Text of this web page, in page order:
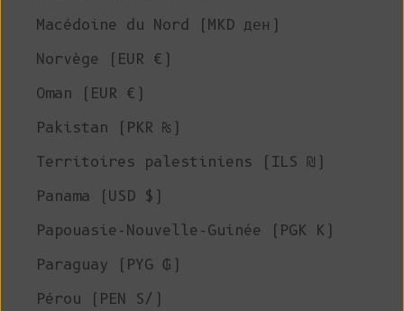
Macédoine du Nord (MKD ден)
Norvège (EUR €)
Oman (EUR €)
Pakistan (PKR ₨)
Territoires palestiniens (ILS ₪)
Panama (USD $)
Papouasie-Nouvelle-Guinée (PGK K)
Paraguay (PYG ₲)
Pérou (PEN S/)